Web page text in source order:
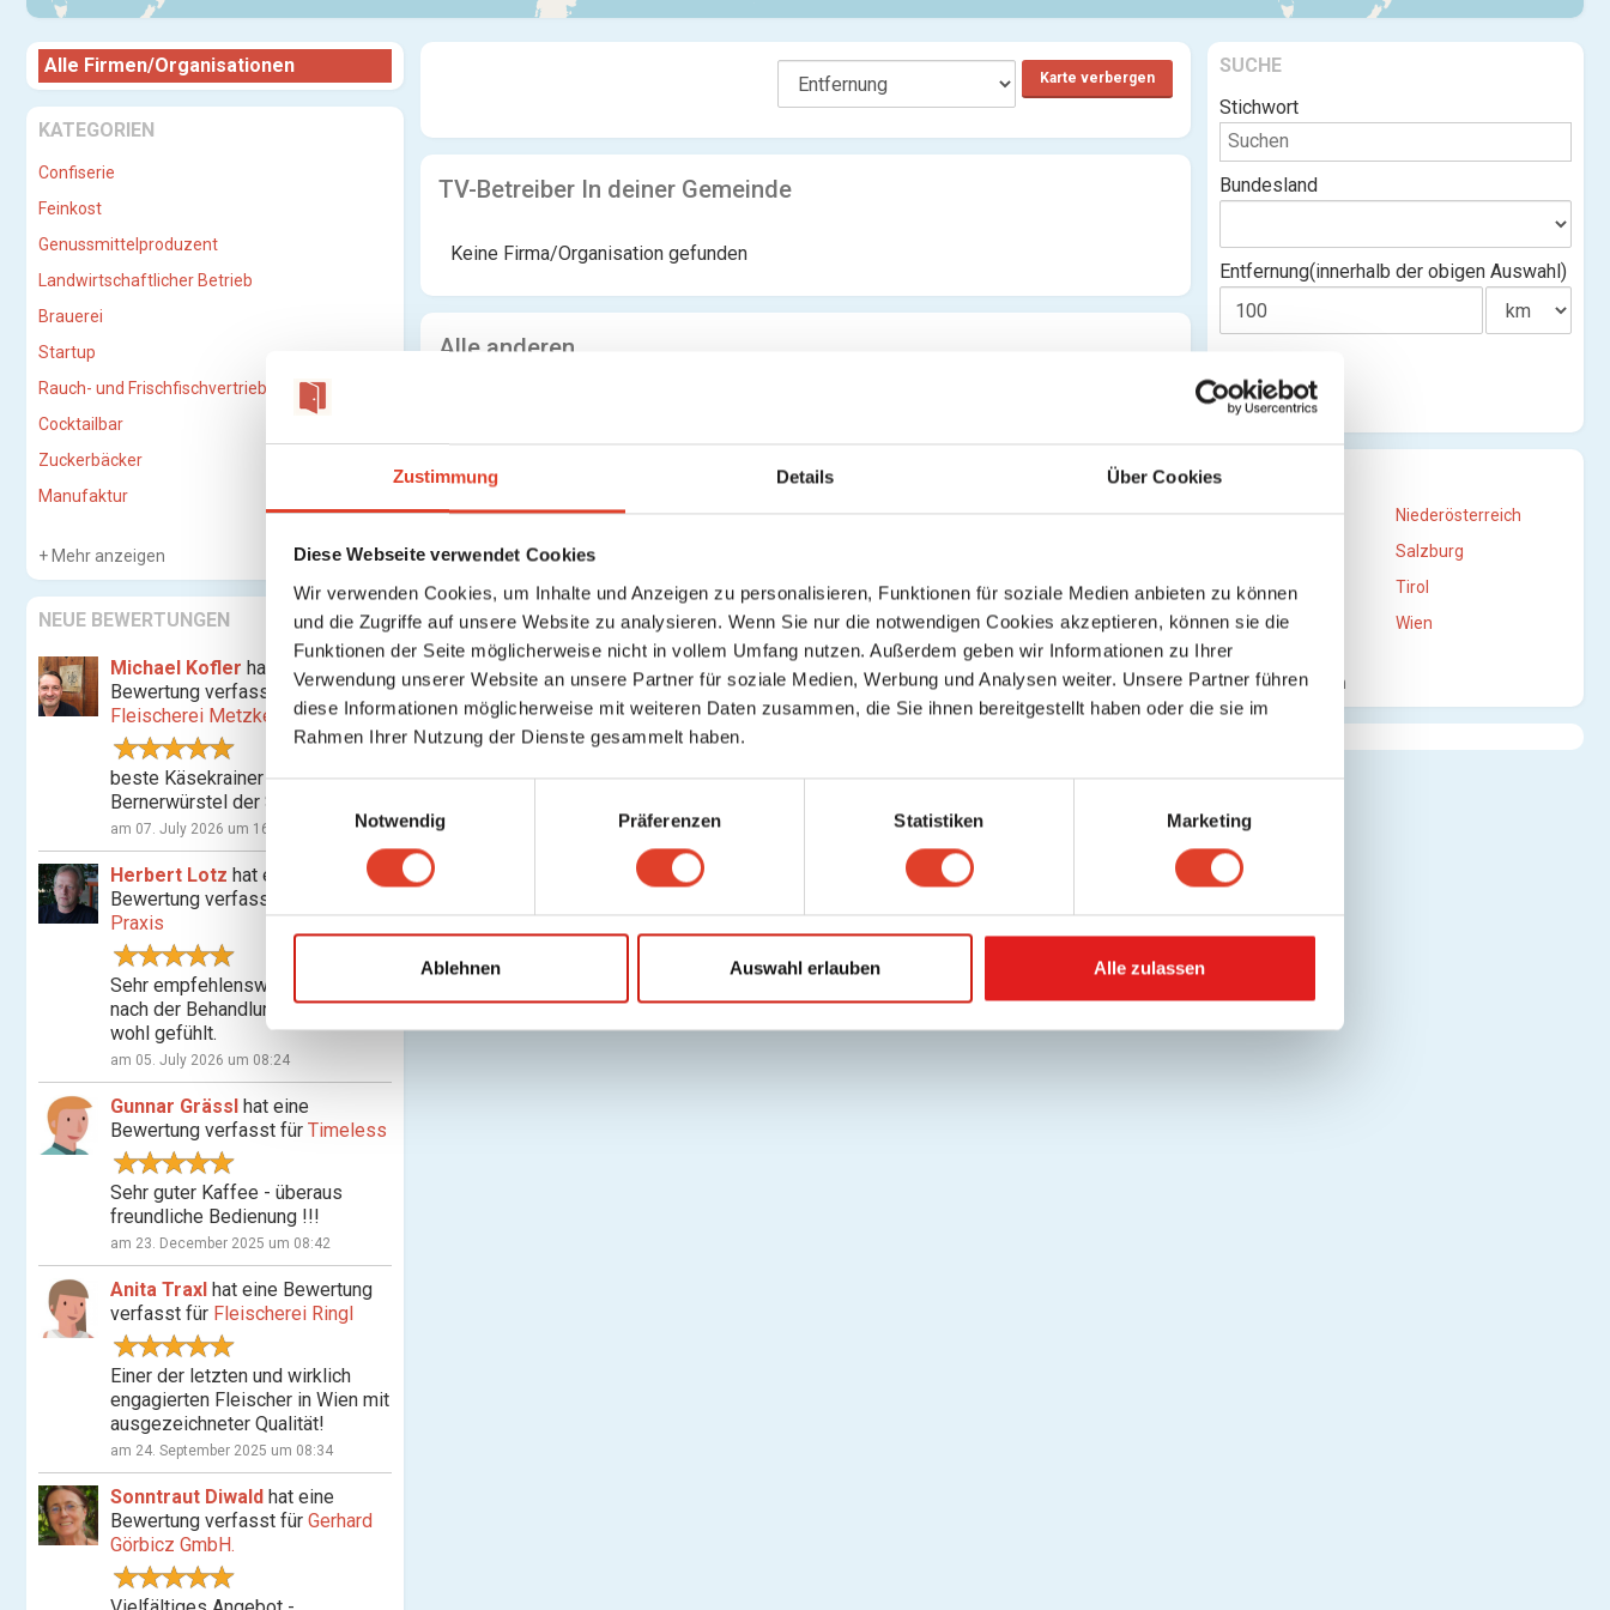
Zustimmung Details Über Cookies
Diese Webseite verwendet Cookies
Wir verwenden Cookies, um Inhalte und Anzeigen zu personalisieren, Funktionen für soziale Medien anbieten zu können
und die Zugriffe auf unsere Website zu analysieren. Wenn Sie nur die notwendigen Cookies akzeptieren, können sie die
Funktionen der Seite möglicherweise nicht in vollem Umfang nutzen. Außerdem geben wir Informationen zu Ihrer
Verwendung unserer Website an unsere Partner für soziale Medien, Werbung und Analysen weiter. Unsere Partner führen
diese Informationen möglicherweise mit weiteren Daten zusammen, die Sie ihnen bereitgestellt haben oder die sie im
Rahmen Ihrer Nutzung der Dienste gesammelt haben.
E
i
n
w
i
i
g
u
n
g
s
u
s
w
a
h
Notwendig Präferenzen Statistiken Marketing
Ablehnen Auswahl erlauben Alle zulassen
Alle Firmen/Organisationen
KATEGORIEN
Confiserie
Feinkost
Genussmittelproduzent
Landwirtschaftlicher Betrieb
Brauerei
Startup
Rauch- und Frischfischvertriebs-GmbH
Cocktailbar
Zuckerbäcker
Manufaktur
Mehr anzeigen
NEUE BEWERTUNGEN
Michael Kofler hat eine
Bewertung verfasst für
Fleischerei Metzker
beste Käsekrainer und
Bernerwürstel der Stadt
am 07. July 2026 um 16:07
Herbert Lotz hat eine
Bewertung verfasst für
Praxis
Sehr empfehlenswert! Habe mich
nach der Behandlung nachhaltig
wohl gefühlt.
am 05. July 2026 um 08:24
Gunnar Grässl hat eine
Bewertung verfasst für Timeless
Sehr guter Kaffee - überaus
freundliche Bedienung !!!
am 23. December 2025 um 08:42
Anita Traxl hat eine Bewertung
verfasst für Fleischerei Ringl
Einer der letzten und wirklich
engagierten Fleischer in Wien mit
ausgezeichneter Qualität!
am 24. September 2025 um 08:34
Sonntraut Diwald hat eine
Bewertung verfasst für Gerhard
Görbicz GmbH.
SUCHE
Stichwort
Bundesland
Entfernung(innerhalb der obigen Auswahl)
STANDORTE
Burgenland
Niederösterreich
Salzburg
Steiermark
Tirol
Vorarlberg
Wien
Mehr anzeigen
Karte verbergen
TV-Betreiber In deiner Gemeinde
Keine Firma/Organisation gefunden
Alle anderen